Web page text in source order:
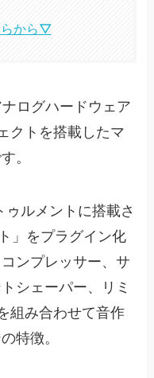
らから▽
ナログハードウェア
クトを搭載したマ
。
ルメントに搭載さ
」をプラグイン化
ンプレッサー、サ
シェーパー、リミ
組み合わせて音作
特徴。